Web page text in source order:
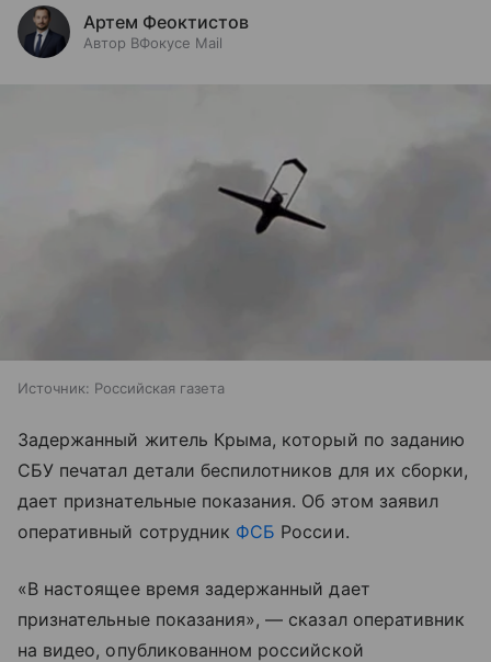
Артем Феоктистов
Автор ВФокусе Mail
Источник: Российская газета
Задержанный житель Крыма, который по заданию
СБУ печатал детали беспилотников для их сборки,
дает признательные показания. Об этом заявил
оперативный сотрудник ФСБ России.
«В настоящее время задержанный дает
признательные показания», — сказал оперативник
на видео, опубликованном российской